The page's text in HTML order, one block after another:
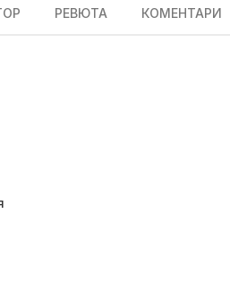
РЕВЮТА КОМЕНТАРИ